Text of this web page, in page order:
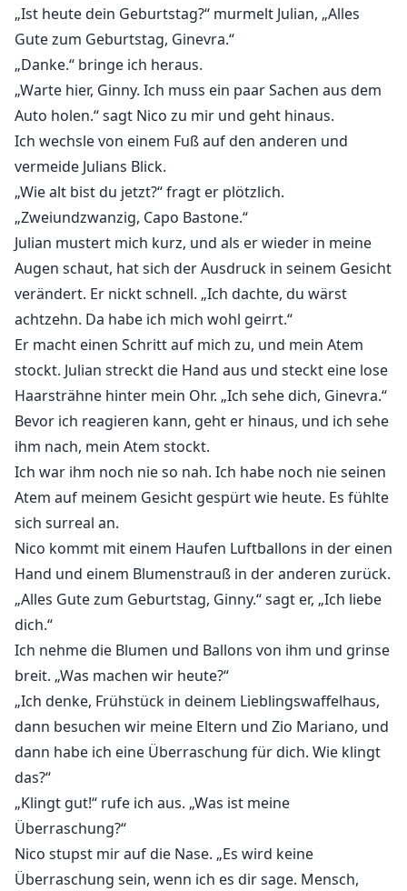
„Ist heute dein Geburtstag?“ murmelt Julian, „Alles
Gute zum Geburtstag, Ginevra.“
„Danke.“ bringe ich heraus.
„Warte hier, Ginny. Ich muss ein paar Sachen aus dem
Auto holen.“ sagt Nico zu mir und geht hinaus.
Ich wechsle von einem Fuß auf den anderen und
vermeide Julians Blick.
„Wie alt bist du jetzt?“ fragt er plötzlich.
„Zweiundzwanzig, Capo Bastone.“
Julian mustert mich kurz, und als er wieder in meine
Augen schaut, hat sich der Ausdruck in seinem Gesicht
verändert. Er nickt schnell. „Ich dachte, du wärst
achtzehn. Da habe ich mich wohl geirrt.“
Er macht einen Schritt auf mich zu, und mein Atem
stockt. Julian streckt die Hand aus und steckt eine lose
Haarsträhne hinter mein Ohr. „Ich sehe dich, Ginevra.“
Bevor ich reagieren kann, geht er hinaus, und ich sehe
ihm nach, mein Atem stockt.
Ich war ihm noch nie so nah. Ich habe noch nie seinen
Atem auf meinem Gesicht gespürt wie heute. Es fühlte
sich surreal an.
Nico kommt mit einem Haufen Luftballons in der einen
Hand und einem Blumenstrauß in der anderen zurück.
„Alles Gute zum Geburtstag, Ginny.“ sagt er, „Ich liebe
dich.“
Ich nehme die Blumen und Ballons von ihm und grinse
breit. „Was machen wir heute?“
„Ich denke, Frühstück in deinem Lieblingswaffelhaus,
dann besuchen wir meine Eltern und Zio Mariano, und
dann habe ich eine Überraschung für dich. Wie klingt
das?“
„Klingt gut!“ rufe ich aus. „Was ist meine
Überraschung?“
Nico stupst mir auf die Nase. „Es wird keine
Überraschung sein, wenn ich es dir sage. Mensch,